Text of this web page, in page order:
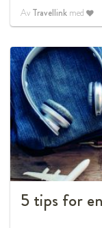
Av Travellink med
5 tips for